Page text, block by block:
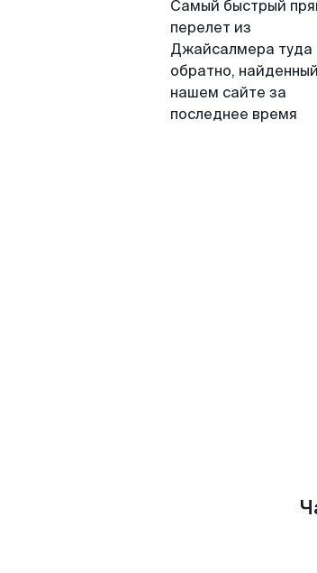
Самый быстрый
перелет из
Джайсалмера туда
обратно,
нашем сайте за
последнее время